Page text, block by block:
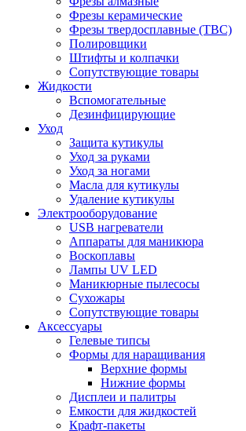
Фрезы керамические
Фрезы твердосплавные (ТВС)
Полировщики
Штифты и колпачки
Сопутствующие товары
Жидкости
Вспомогательные
Дезинфицирующие
Уход
Защита кутикулы
Уход за руками
Уход за ногами
Масла для кутикулы
Удаление кутикулы
Электрооборудование
USB нагреватели
Аппараты для маникюра
Воскоплавы
Лампы UV LED
Маникюрные пылесосы
Сухожары
Сопутствующие товары
Аксессуары
Гелевые типсы
Формы для наращивания
Верхние формы
Нижние формы
Дисплеи и палитры
Емкости для жидкостей
Крафт-пакеты